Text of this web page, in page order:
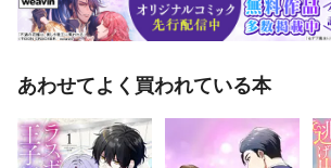
あわせてよく買われている本